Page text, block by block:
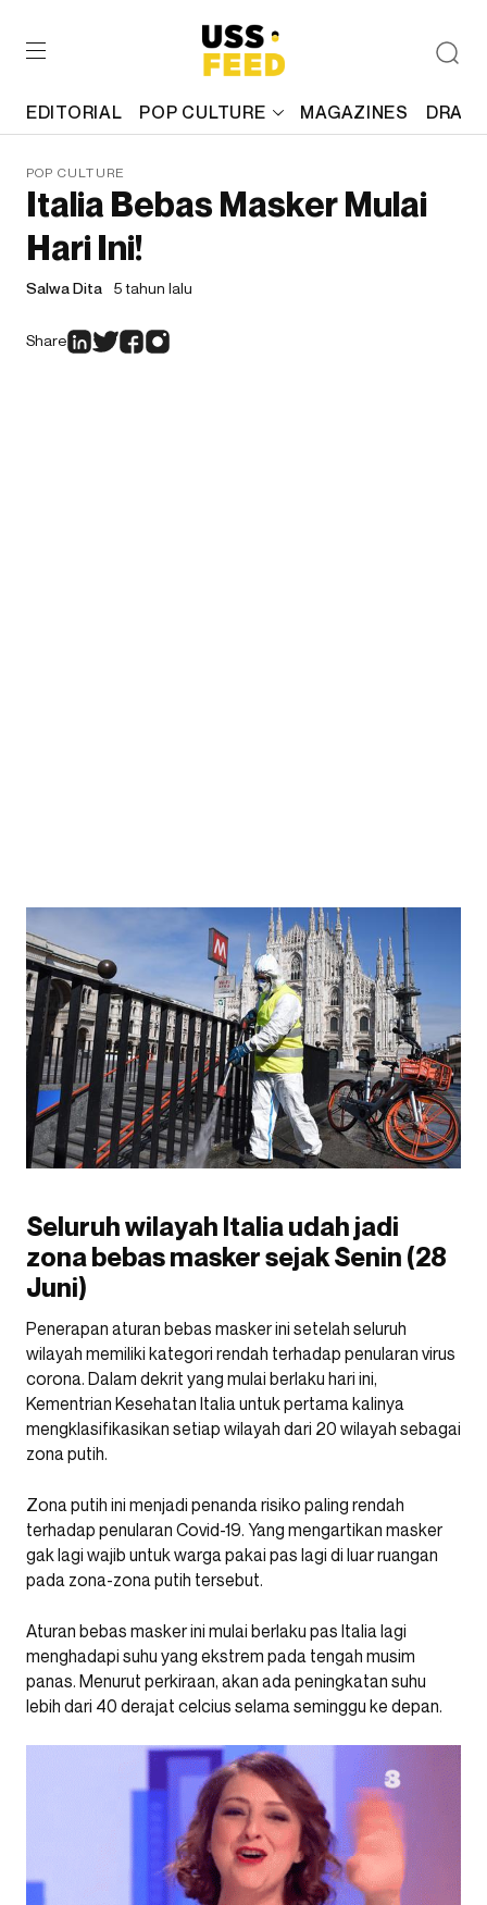
EDITORIAL POP CULTURE MAGAZINES
POP CULTURE
Italia Bebas Masker Mulai
Hari Ini!
Salwa Dita 5 tahun lalu
Share
Seluruh wilayah Italia udah jadi
zona bebas masker sejak Senin (28
Juni)
Penerapan aturan bebas masker ini setelah seluruh
wilayah memiliki kategori rendah terhadap penularan virus
corona. Dalam dekrit yang mulai berlaku hari ini,
Kementrian Kesehatan Italia untuk pertama kalinya
mengklasifikasikan setiap wilayah dari 20 wilayah sebagai
zona putih.
Zona putih ini menjadi penanda risiko paling rendah
terhadap penularan Covid-19. Yang mengartikan masker
gak lagi wajib untuk warga pakai pas lagi di luar ruangan
pada zona-zona putih tersebut.
Aturan bebas masker ini mulai berlaku pas Italia lagi
menghadapi suhu yang ekstrem pada tengah musim
panas. Menurut perkiraan, akan ada peningkatan suhu
lebih dari 40 derajat celcius selama seminggu ke depan.